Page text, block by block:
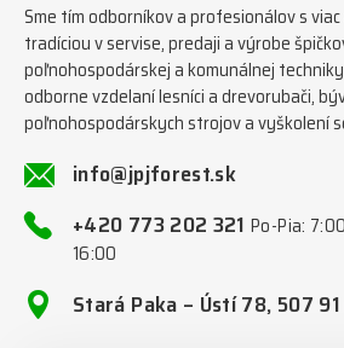
Sme tím odborníkov a profesionálov s
tradíciou v servise, predaji a výrobe
poľnohospodárskej a komunálnej
odborne vzdelaní lesníci a drevorubači,
poľnohospodárskych strojov a vyškolení
info@jpjforest.sk
+420 773 202 321Po-Pia:
16:00
Stará Paka – Ústí 78, 507